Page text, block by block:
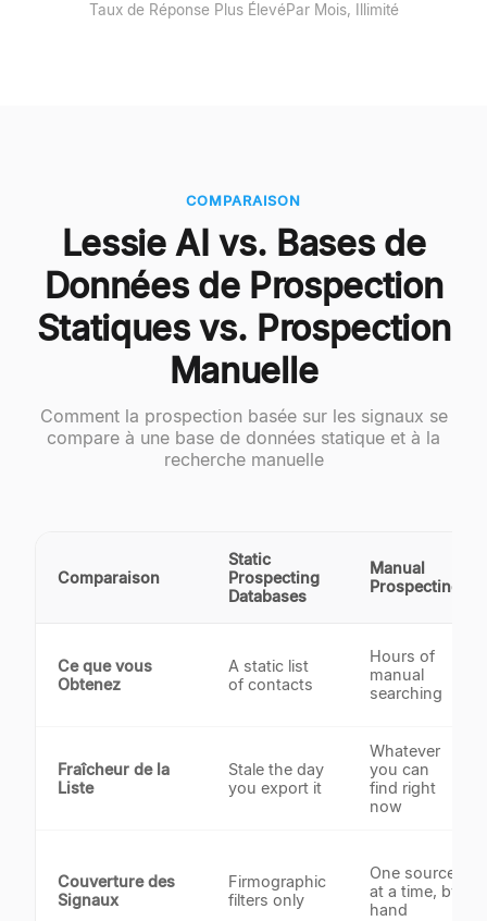
Taux de Réponse Plus ÉlevéPar Mois, Illimité
COMPARAISON
Lessie AI vs. Bases de
Données de Prospection
Statiques vs. Prospection
Manuelle
Comment la prospection basée sur les signaux se
compare à une base de données statique et à la
recherche manuelle
Comparaison
Static
Prospecting
Databases
Manual
Prospecting
Ce que vous
Obtenez
A static list
of contacts
Hours of
manual
searching
Fraîcheur de la
Liste
Stale the day
you export it
Whatever
you can
find right
now
Couverture des
Signaux
Firmographic
filters only
One source
at a time, by
hand